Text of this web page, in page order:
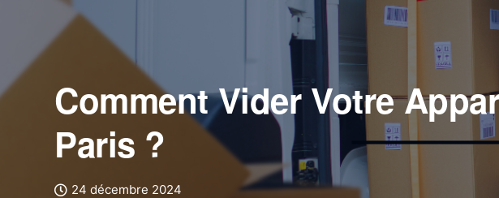
Comment Vider Votre
Paris ?
24 décembre 2024